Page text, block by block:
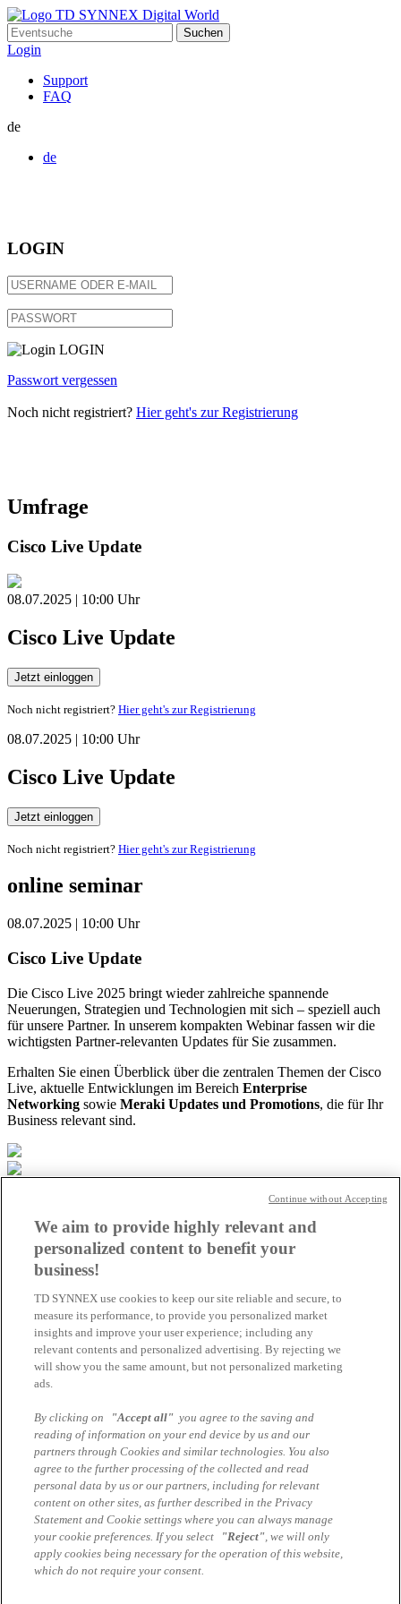
Suchen
nach:
Login
Support
FAQ
de
de
LOGIN
LOGIN
Passwort vergessen
Noch nicht registriert? Hier geht's zur Registrierung
Umfrage
Cisco Live Update
08.07.2025 | 10:00 Uhr
Cisco Live Update
Jetzt einloggen
Noch nicht registriert? Hier geht's zur Registrierung
08.07.2025 | 10:00 Uhr
Cisco Live Update
Jetzt einloggen
Noch nicht registriert? Hier geht's zur Registrierung
online seminar
08.07.2025 | 10:00 Uhr
Cisco Live Update
Die Cisco Live 2025 bringt wieder zahlreiche spannende
Neuerungen, Strategien und Technologien mit sich – speziell auch
für unsere Partner. In unserem kompakten Webinar fassen wir die
wichtigsten Partner-relevanten Updates für Sie zusammen.
Erhalten Sie einen Überblick über die zentralen Themen der Cisco
Live, aktuelle Entwicklungen im Bereich Enterprise
Networking sowie Meraki Updates und Promotions, die für Ihr
Business relevant sind.
10:00 Uhr |
Welcome
10:05 Uhr |
Cisco Live Overview
11:00 Uhr |
Cisco Enterprise Networks, Meraki Updates & Promos
Closing
Ihr Ansprechpartner
Mehmet Yilmaz
Business Development Manager Cisco
TD SYNNEX
mehmet.yilmaz@tdsynnex.com
We aim to provide highly relevant and
personalized content to benefit your
business!
TD SYNNEX use cookies to keep our site reliable and secure, to
measure its performance, to provide you personalized market
insights and improve your user experience; including any
relevant contents and personalized advertising. By rejecting we
will show you the same amount, but not personalized marketing
ads.
By clicking on "Accept all" you agree to the saving and
reading of information on your end device by us and our
partners through Cookies and similar technologies. You also
agree to the further processing of the collected and read
personal data by us or our partners, including for relevant
content on other sites, as further described in the Privacy
Statement and Cookie settings where you can always manage
your cookie preferences. If you select
"Reject", we will only
apply cookies being necessary for the operation of this website,
which do not require your consent.
Continue without Accepting